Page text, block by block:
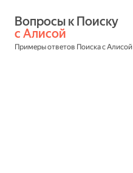
с Алисой
Примеры ответов Поиска с Алисой